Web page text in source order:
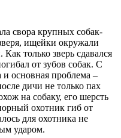
свора крупных собак-
ищейки окружали
только зверь сдавался
от зубов собак. С
и основная проблема –
дичи не только пах
на собаку, его шерсть
охотник гиб от
для охотника не
ударом.